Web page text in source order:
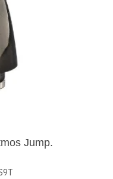
Jump.